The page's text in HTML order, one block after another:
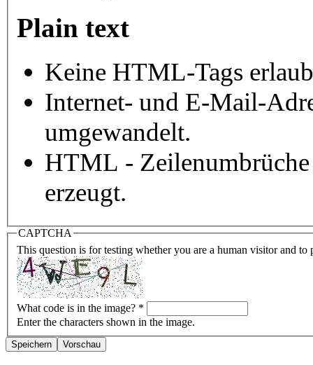
Plain text
Keine HTML-Tags
Internet- und E-Mail-
umgewandelt.
HTML - Zeilenumbrüche
erzeugt.
CAPTCHA
This question is for testing whether you are a human visitor and to
What code is in the image? *
Enter the characters shown in the image.